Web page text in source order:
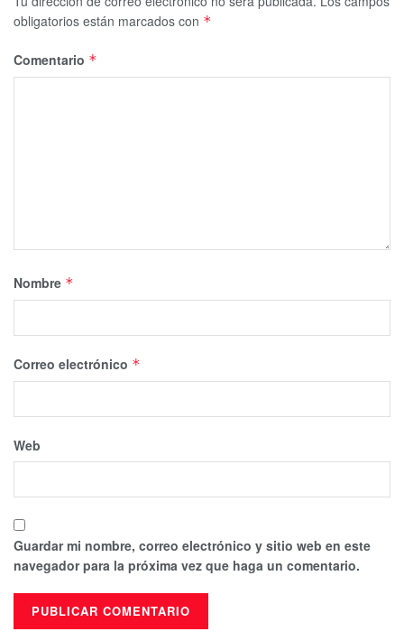
obligatorios están marcados con *
Comentario *
Nombre *
Correo electrónico *
Web
Guardar mi nombre, correo electrónico y sitio web en este
navegador para la próxima vez que haga un comentario.